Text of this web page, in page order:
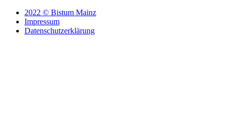
2022 © Bistum Mainz
Impressum
Datenschutzerklärung